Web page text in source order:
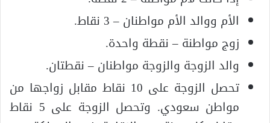
الأم ووالد الأم مواطنان – 3 نقاط.
زوج مواطنة – نقطة واحدة.
والد الزوجة والزوجة مواطنان – نقطتان.
تحصل الزوجة على 10 نقاط مقابل زواجها من
مواطن سعودي. وتحصل الزوجة على 5 نقاط